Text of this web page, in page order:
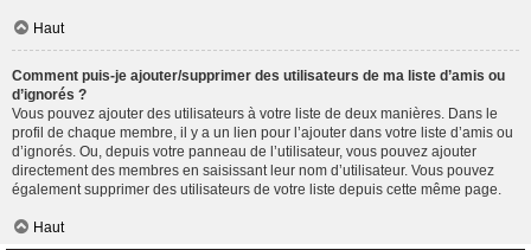
Haut
Comment puis-je ajouter/supprimer des utilisateurs de ma liste d’amis ou
d’ignorés ?
Vous pouvez ajouter des utilisateurs à votre liste de deux manières. Dans le
profil de chaque membre, il y a un lien pour l’ajouter dans votre liste d’amis ou
d’ignorés. Ou, depuis votre panneau de l’utilisateur, vous pouvez ajouter
directement des membres en saisissant leur nom d’utilisateur. Vous pouvez
également supprimer des utilisateurs de votre liste depuis cette même page.
Haut